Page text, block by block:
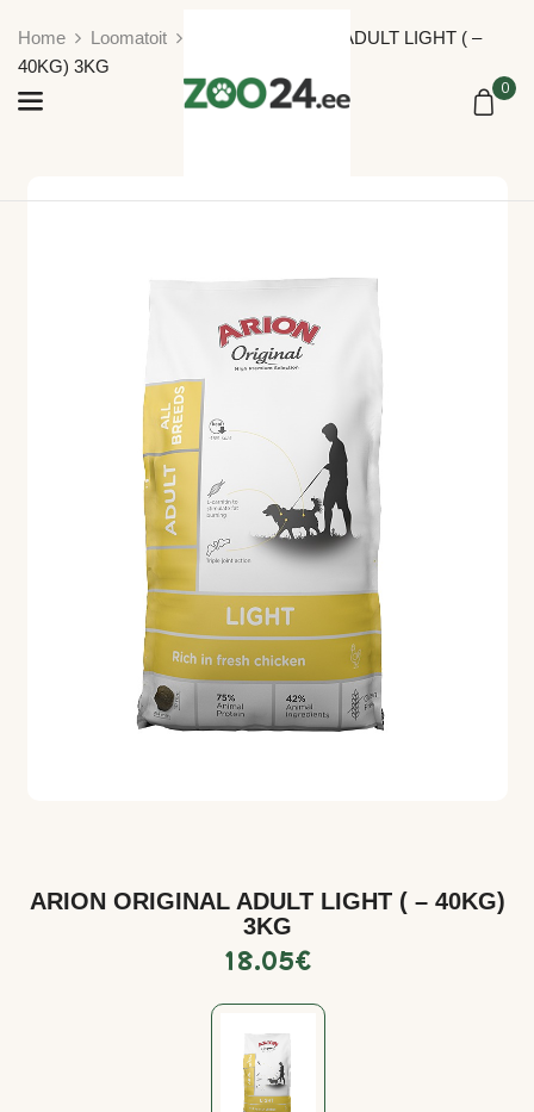
0
Home Loomatoit
ARION ORIGINAL ADULT LIGHT ( –
40KG) 3KG
ARION ORIGINAL ADULT LIGHT ( – 40KG)
3KG
18.05€